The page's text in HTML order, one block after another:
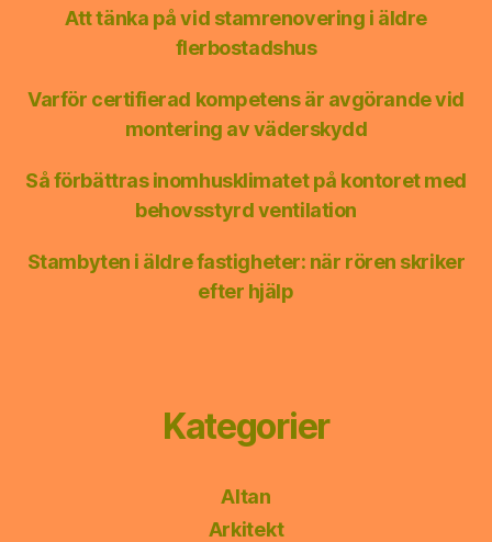
Att tänka på vid stamrenovering i äldre
flerbostadshus
Varför certifierad kompetens är avgörande vid
montering av väderskydd
Så förbättras inomhusklimatet på kontoret med
behovsstyrd ventilation
Stambyten i äldre fastigheter: när rören skriker
efter hjälp
Kategorier
Altan
Arkitekt